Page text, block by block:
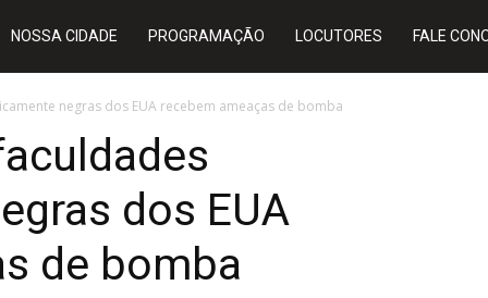
NOSSA CIDADE PROGRAMAÇÃO LOCUTORES FALE
negras dos EUA recebem ameaças de bomba
dos EUA
de bomba